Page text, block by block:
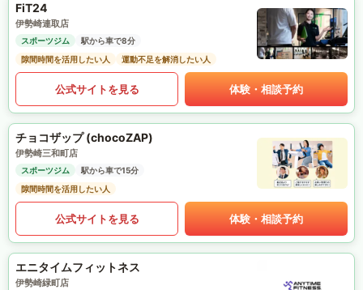
FiT24
伊勢崎連取店
スポーツジム
駅から車で8分
隙間時間を活用したい人
運動不足を解消したい人
公式サイトを見る 体験・相談予約
チョコザップ (chocoZAP)
伊勢崎三和町店
スポーツジム
駅から車で15分
隙間時間を活用したい人
公式サイトを見る 体験・相談予約
エニタイムフィットネス
伊勢崎緑町店